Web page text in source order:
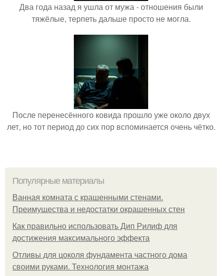
Два года назад я ушла от мужа - отношения были
тяжёлые, терпеть дальше просто не могла.
После перенесённого ковида прошло уже около двух
лет, но тот период до сих пор вспоминается очень чётко.
Популярные материалы
Ванная комната с крашенными стенами.
Преимущества и недостатки окрашенных стен
Как правильно использовать Дип Рилиф для
достижения максимального эффекта
Отливы для цоколя фундамента частного дома
своими руками. Технология монтажа